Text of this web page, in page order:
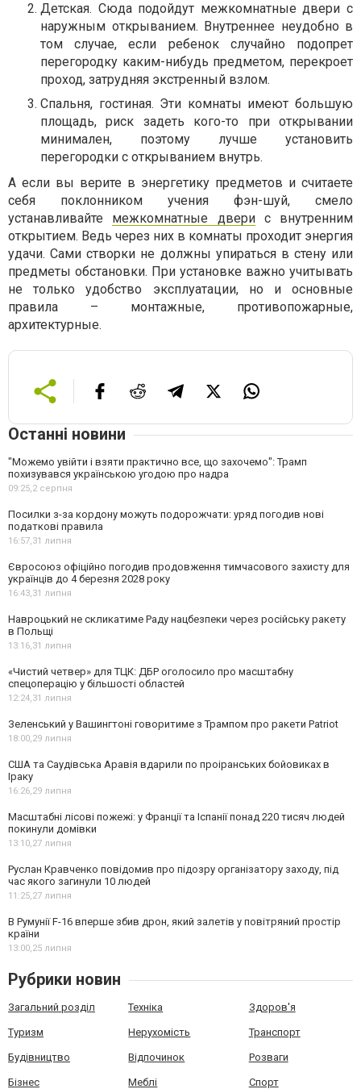
Детская. Сюда подойдут межкомнатные двери с
наружным открыванием. Внутреннее неудобно в
том случае, если ребенок случайно подопрет
перегородку каким-нибудь предметом, перекроет
проход, затрудняя экстренный взлом.
Спальня, гостиная. Эти комнаты имеют большую
площадь, риск задеть кого-то при открывании
минимален, поэтому лучше установить
перегородки с открыванием внутрь.
А если вы верите в энергетику предметов и считаете
себя поклонником учения фэн-шуй, смело
устанавливайте межкомнатные дверис внутренним
открытием. Ведь через них в комнаты проходит энергия
удачи. Сами створки не должны упираться в стену или
предметы обстановки. При установке важно учитывать
не только удобство эксплуатации, но и основные
правила – монтажные, противопожарные,
архитектурные.
Останні новини
"Можемо увійти і взяти практично все, що захочемо": Трамп
похизувався українською угодою про надра
09:25,2 серпня
Посилки з-за кордону можуть подорожчати: уряд погодив нові
податкові правила
16:57,31 липня
Євросоюз офіційно погодив продовження тимчасового захисту для
українців до 4 березня 2028 року
16:43,31 липня
Навроцький не скликатиме Раду нацбезпеки через російську ракету
в Польщі
13:16,31 липня
«Чистий четвер» для ТЦК: ДБР оголосило про масштабну
спецоперацію у більшості областей
12:24,31 липня
Зеленський у Вашингтоні говоритиме з Трампом про ракети Patriot
18:00,29 липня
США та Саудівська Аравія вдарили по проіранських бойовиках в
Іраку
16:26,29 липня
Масштабні лісові пожежі: у Франції та Іспанії понад 220 тисяч людей
покинули домівки
13:10,27 липня
Руслан Кравченко повідомив про підозру організатору заходу, під
час якого загинули 10 людей
11:25,27 липня
В Румунії F-16 вперше збив дрон, який залетів у повітряний простір
країни
13:00,25 липня
Рубрики новин
Загальний розділ Техніка Здоров'я
Туризм Нерухомість Транспорт
Будівництво Відпочинок Розваги
Бізнес Меблі Спорт